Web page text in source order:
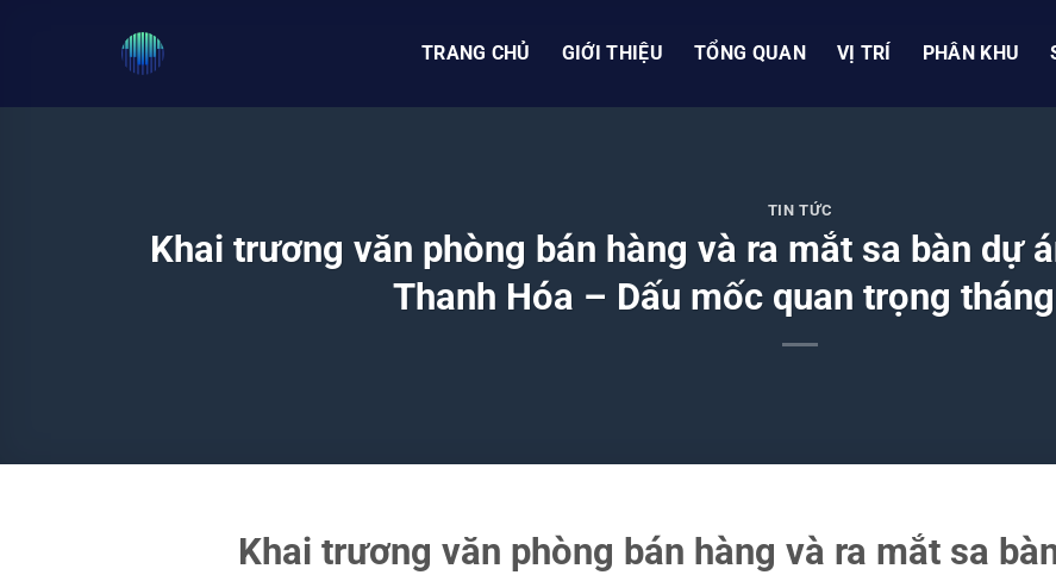
dung
TRANG CHỦ GIỚI THIỆU TỔNG QUAN VỊ TRÍ PHÂN KHU
TIN TỨC
Khai trương văn phòng bán hàng và ra mắt sa bàn dự
Thanh Hóa – Dấu mốc quan trọng
Khai trương văn phòng bán hàng và ra mắt sa